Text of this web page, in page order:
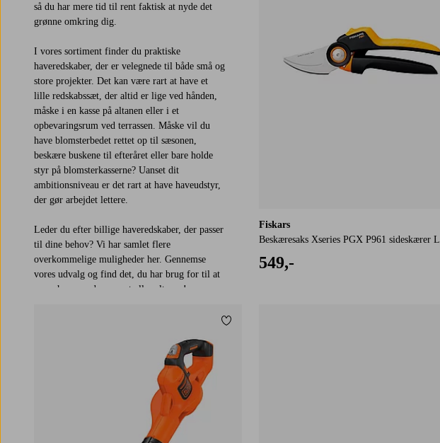
så du har mere tid til rent faktisk at nyde det
grønne omkring dig.
I vores sortiment finder du praktiske
haveredskaber, der er velegnede til både små og
store projekter. Det kan være rart at have et
lille redskabssæt, der altid er lige ved hånden,
måske i en kasse på altanen eller i et
opbevaringsrum ved terrassen. Måske vil du
have blomsterbedet rettet op til sæsonen,
beskære buskene til efteråret eller bare holde
styr på blomsterkasserne? Uanset dit
ambitionsniveau er det rart at have haveudstyr,
der gør arbejdet lettere.
Leder du efter billige haveredskaber, der passer
til dine behov? Vi har samlet flere
overkommelige muligheder her. Gennemse
vores udvalg og find det, du har brug for til at
passe haven, uderummet eller altanen!
Fiskars
Beskæresaks Xseries PGX P961 sideskærer L
549,-
Tilføj til favoritter